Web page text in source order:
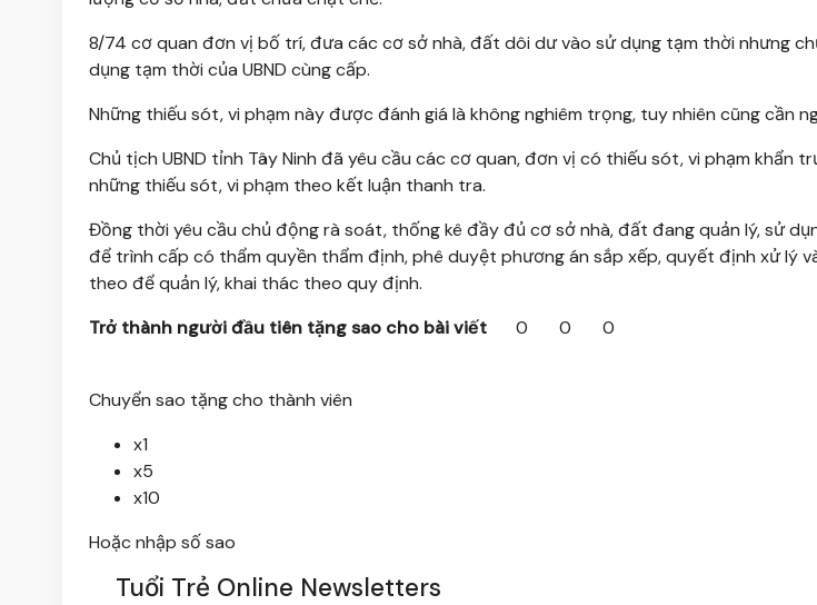
8/74 cơ quan đơn vị bố trí, đưa các cơ sở nhà, đất dôi dư vào sử dụng tạm thời nhưng
dụng tạm thời của UBND cùng cấp.
Những thiếu sót, vi phạm này được đánh giá là không nghiêm trọng, tuy nhiên cũng cần
Chủ tịch UBND tỉnh Tây Ninh đã yêu cầu các cơ quan, đơn vị có thiếu sót, vi phạm khẩn
những thiếu sót, vi phạm theo kết luận thanh tra.
Đồng thời yêu cầu chủ động rà soát, thống kê đầy đủ cơ sở nhà, đất đang quản lý, sử
để trình cấp có thẩm quyền thẩm định, phê duyệt phương án sắp xếp, quyết định xử lý
theo để quản lý, khai thác theo quy định.
Trở thành người đầu tiên tặng sao cho bài viết
0 0 0
Chuyển sao tặng cho thành viên
x1
x5
x10
Hoặc nhập số sao
Tuổi Trẻ Online Newsletters